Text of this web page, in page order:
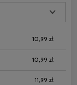
10,99 zł
10,99 zł
11,99 zł